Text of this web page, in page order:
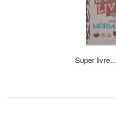
Super livre...